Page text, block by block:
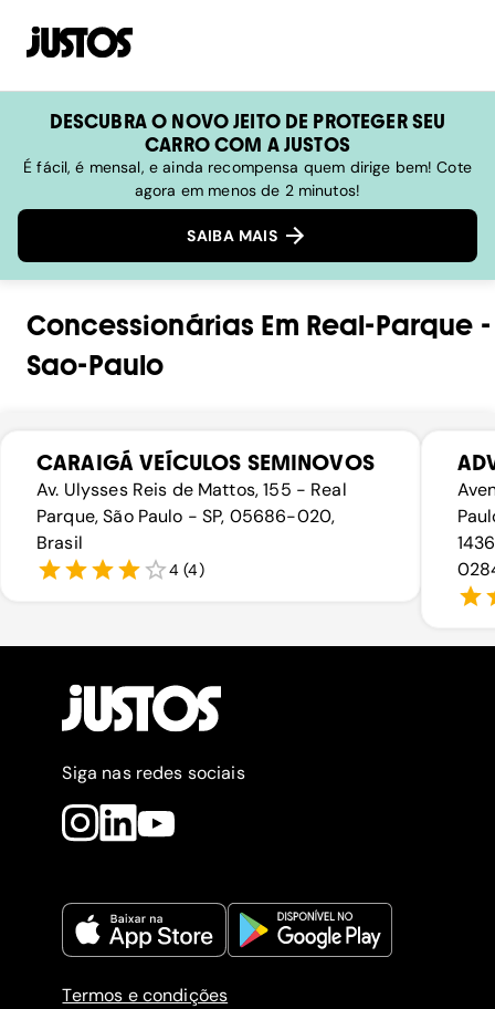
DESCUBRA O NOVO JEITO DE PROTEGER SEU
CARRO COM A JUSTOS
É fácil, é mensal, e ainda recompensa quem dirige bem! Cote
agora em menos de 2 minutos!
SAIBA MAIS
Concessionárias Em Real-Parque -
Sao-Paulo
CARAIGÁ VEÍCULOS SEMINOVOS
Av. Ulysses Reis de Mattos, 155 - Real
Parque, São Paulo - SP, 05686-020,
Brasil
4 (4)
Siga nas redes sociais
Termos e condições